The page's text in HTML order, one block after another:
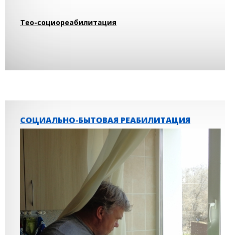
Тео-социореабилитация
СОЦИАЛЬНО-БЫТОВАЯ РЕАБИЛИТАЦИЯ